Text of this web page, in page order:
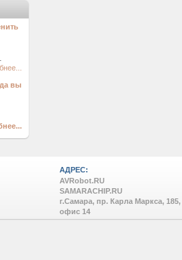
вы
АДРЕС:
AVRobot.RU
SAMARACHIP.RU
г.Самара, пр. Карла Маркса, 185,
офис 14